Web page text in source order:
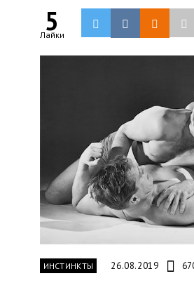
5
Лайки
ИНСТИНКТЫ 26.08.2019